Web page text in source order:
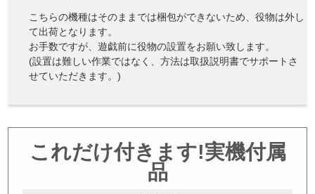
こちらの機種はそのままでは梱包ができないため、役物は外し
て出荷となります。
お手数ですが、遊戯前に役物の設置をお願い致します。
(設置は難しい作業ではなく、方法は取扱説明書でサポートさ
せていただきます。)
これだけ付きます!実機付属
品